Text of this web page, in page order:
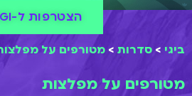
ביגי > סדרות > מטורפים על
מטורפים על מפלצות
הצטרפות ל-BIGI